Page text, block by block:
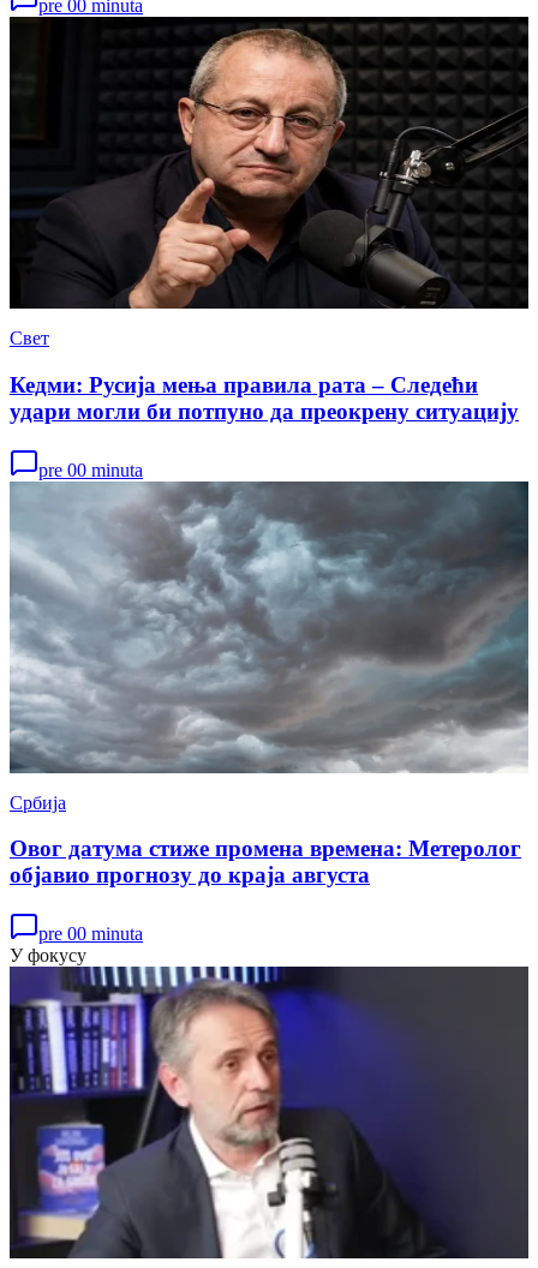
pre 00 minuta
Свет
Кедми: Русија мења правила рата – Следећи
удари могли би потпуно да преокрену ситуацију
pre 00 minuta
Србија
Овог датума стиже промена времена: Метеролог
објавио прогнозу до краја августа
pre 00 minuta
У фокусу